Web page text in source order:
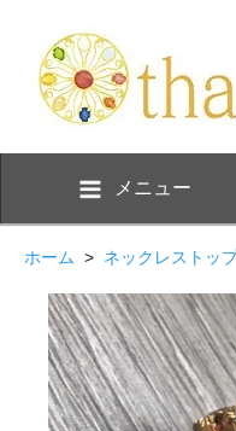
メニュー
ホーム > ネックレストッ